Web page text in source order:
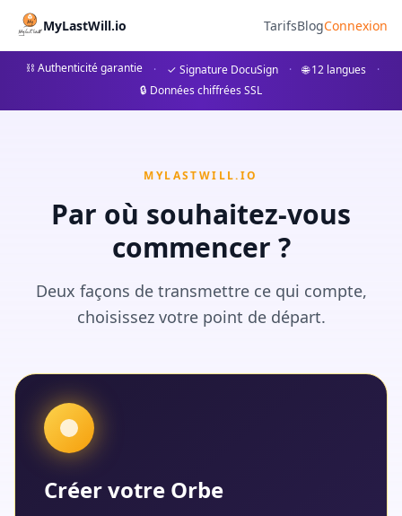
MyLastWill.io TarifsBlogConnexion
⛓ Authenticité garantie · ✓ Signature DocuSign · 🌐 12 langues
·
🔒 Données chiffrées SSL
MYLASTWILL.IO
Par où souhaitez-vous
commencer ?
Deux façons de transmettre ce qui compte,
choisissez votre point de départ.
Créer votre Orbe
MyLastWillについて
MyLastWill.ioは、マルティニークを拠点とするSINIAMIN